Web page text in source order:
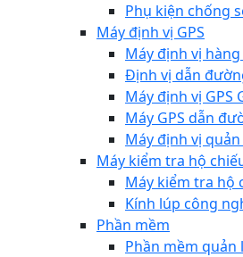
Phụ kiện chống
Máy định vị GPS
Máy định vị hàng
Định vị dẫn
Máy định vị GPS
Máy GPS dẫn
Máy định vị quản
Máy kiểm tra hộ
Máy kiểm tra hộ
Kính lúp công
Phần mềm
Phần mềm quản